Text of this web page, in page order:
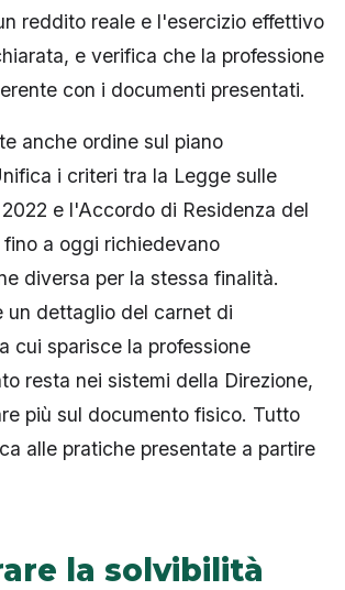
reddito reale e l'esercizio effettivo
e verifica che la professione
con i documenti presentati.
anche ordine sul piano
i criteri tra la Legge sulle
e l'Accordo di Residenza del
a oggi richiedevano
diversa per la stessa finalità.
un dettaglio del carnet di
cui sparisce la professione
resta nei sistemi della Direzione,
più sul documento fisico. Tutto
alle pratiche presentate a partire
la solvibilità